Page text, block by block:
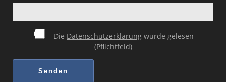
Die Datenschutzerklärung wurde gelesen
(Pflichtfeld)